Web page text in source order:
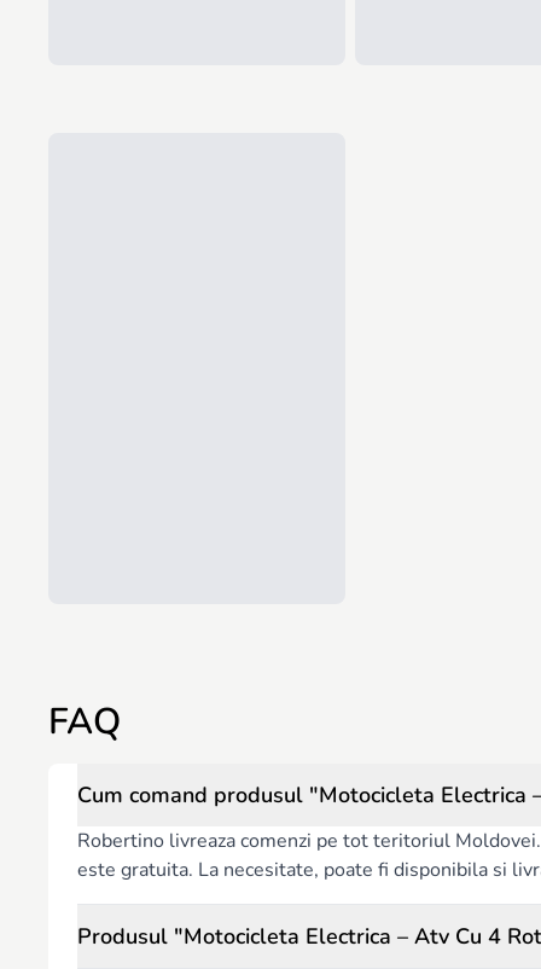
FAQ
Cum comand produsul "Motocicleta
Robertino livreaza comenzi pe tot teritoriul
este gratuita. La necesitate, poate fi disponibila si
Produsul "Motocicleta Electrica – Atv Cu 4